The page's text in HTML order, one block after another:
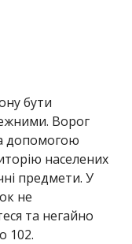
бути
Ворог
допомогою
населених
предмети. У
не
та негайно
102.